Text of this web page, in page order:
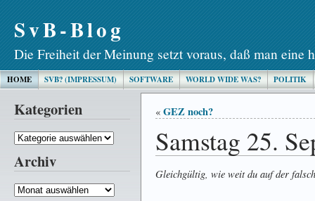
SvB-Blog
Die Freiheit der Meinung setzt voraus, daß man eine
HOME SVB? (IMPRESSUM) SOFTWARE WORLD WIDE WAS? POLITIK
Kategorien
Kategorien
Archiv
Archiv
« GEZ noch?
Samstag 25.
Gleichgültig, wie weit du auf der